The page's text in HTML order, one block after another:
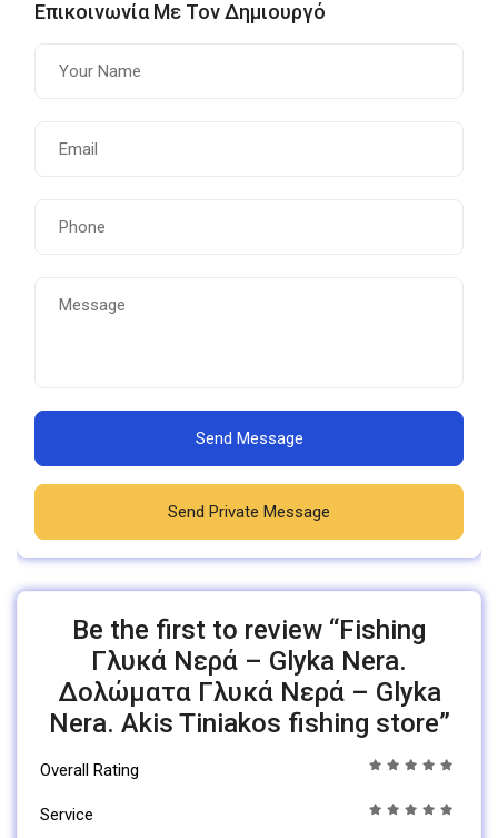
Επικοινωνία Με Τον Δημιουργό
Send Message
Send Private Message
Be the first to review “Fishing
Γλυκά Νερά – Glyka Nera.
Δολώματα Γλυκά Νερά – Glyka
Nera. Akis Tiniakos fishing store”
Overall Rating
Service